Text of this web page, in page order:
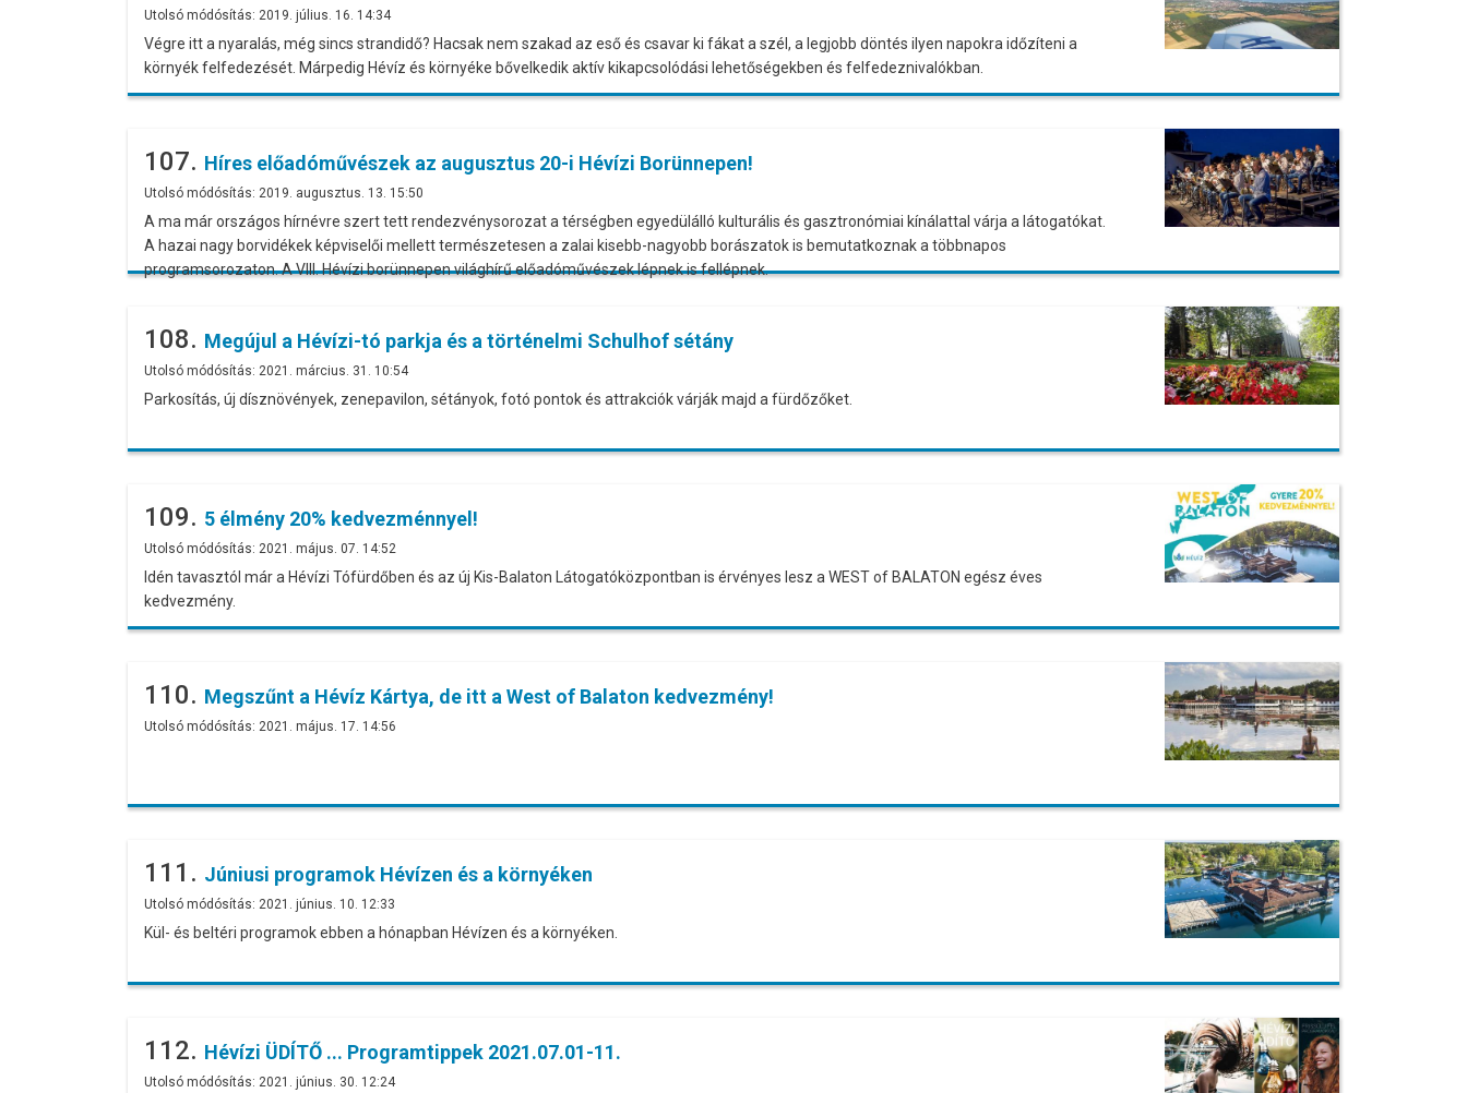
Utolsó módósítás: 2019. július. 16. 14:34
Végre itt a nyaralás, még sincs strandidő? Hacsak nem szakad az eső és csavar ki fákat a szél, a legjobb döntés ilyen napokra időzíteni a
környék felfedezését. Márpedig Hévíz és környéke bővelkedik aktív kikapcsolódási lehetőségekben és felfedeznivalókban.
107. Híres előadóművészek az augusztus 20-i Hévízi Borünnepen!
Utolsó módósítás: 2019. augusztus. 13. 15:50
A ma már országos hírnévre szert tett rendezvénysorozat a térségben egyedülálló kulturális és gasztronómiai kínálattal várja a látogatókat.
A hazai nagy borvidékek képviselői mellett természetesen a zalai kisebb-nagyobb borászatok is bemutatkoznak a többnapos
programsorozaton. A VIII. Hévízi borünnepen világhírű előadóművészek lépnek is fellépnek.
108. Megújul a Hévízi-tó parkja és a történelmi Schulhof sétány
Utolsó módósítás: 2021. március. 31. 10:54
Parkosítás, új dísznövények, zenepavilon, sétányok, fotó pontok és attrakciók várják majd a fürdőzőket.
109. 5 élmény 20% kedvezménnyel!
Utolsó módósítás: 2021. május. 07. 14:52
Idén tavasztól már a Hévízi Tófürdőben és az új Kis-Balaton Látogatóközpontban is érvényes lesz a WEST of BALATON egész éves
kedvezmény.
110. Megszűnt a Hévíz Kártya, de itt a West of Balaton kedvezmény!
Utolsó módósítás: 2021. május. 17. 14:56
111. Júniusi programok Hévízen és a környéken
Utolsó módósítás: 2021. június. 10. 12:33
Kül- és beltéri programok ebben a hónapban Hévízen és a környéken.
112. Hévízi ÜDÍTŐ ... Programtippek 2021.07.01-11.
Utolsó módósítás: 2021. június. 30. 12:24